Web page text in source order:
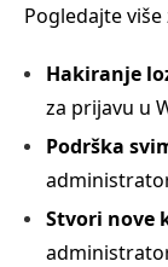
Pogledajte
Hakiranje
za prijavu u
Podrška
Stvori nove